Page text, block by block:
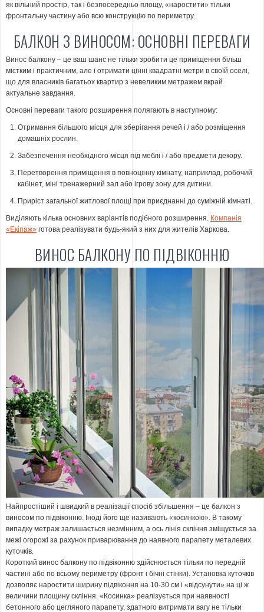
як вільний простір, так і безпосередньо площу, «наростити» тільки
фронтальну частину або всю конструкцію по периметру.
БАЛКОН З ВИНОСОМ: ОСНОВНІ ПЕРЕВАГИ
Винос балкону – це ваш шанс не тільки зробити це приміщення більш
містким і практичним, але і отримати цінні квадратні метри в своїй оселі,
що для власників багатьох квартир з невеликим метражем вкрай
актуальне завдання.
Основні переваги такого розширення полягають в наступному:
Отримання більшого місця для зберігання речей і / або розміщення
домашніх рослин.
Забезпечення необхідного місця під меблі і / або предмети декору.
Перетворення приміщення в повноцінну кімнату, наприклад, робочий
кабінет, міні тренажерний зал або ігрову зону для дитини.
Приріст загальної житлової площі при приєднанні до суміжній кімнаті.
Виділяють кілька основних варіантів подібного розширення. Компанія
«Екіпаж» готова реалізувати будь-який з них для жителів Харкова.
ВИНОС БАЛКОНУ ПО ПІДВІКОННЮ
Найпростіший і швидкий в реалізації спосіб збільшення – це балкон з
виносом по підвіконню. Іноді його ще називають «косинкою». В такому
випадку метраж залишається незмінним, а ось лінія скління зміщується за
межі огорожі за рахунок приварювання до наявного парапету металевих
куточків.
Короткий винос балкону по підвіконню здійснюється тільки по передній
частині або по всьому периметру (фронт і бічні стінки). Установка куточків
дозволяє наростити ширину підвіконня на 10-30 см і «відсунути» на ці ж
величини площину скління. «Косинка» реалізується при наявності
бетонного або цегляного парапету, здатного витримати вагу не тільки